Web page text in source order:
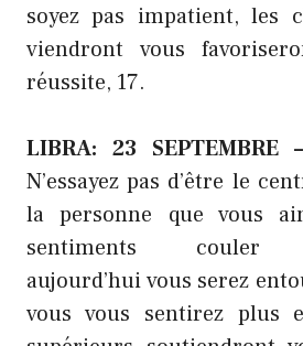
soyez pas impatient, les
viendront vous
réussite, 17.
LIBRA: 23 SEPTEMBRE
N’essayez pas d’être le
la personne que vous
sentiments couler
aujourd’hui vous serez
vous vous sentirez plus